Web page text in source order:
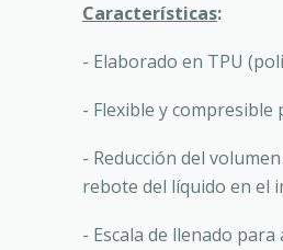
Características:
- Elaborado en TPU
- Flexible y
- Reducción del
rebote del líquido en el
- Escala de llenado